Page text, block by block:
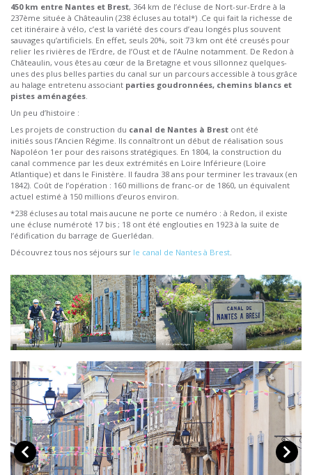
450 km entre Nantes et Brest, 364 km de l’écluse de Nort-sur-Erdre à la
237ème située à Châteaulin (238 écluses au total*) .Ce qui fait la richesse de
cet itinéraire à vélo, c’est la variété des cours d’eau longés plus souvent
sauvages qu’artificiels. En effet, seuls 20%, soit 73 km ont été creusés pour
relier les rivières de l’Erdre, de l’Oust et de l’Aulne notamment. De Redon à
Châteaulin, vous êtes au cœur de la Bretagne et vous sillonnez quelques-
unes des plus belles parties du canal sur un parcours accessible à tous grâce
au halage entretenu associant parties goudronnées, chemins blancs et
pistes aménagées
Un peu d’histoire :
Les projets de construction du canal de Nantes à Brest ont été
initiés sous l’Ancien Régime. Ils connaîtront un début de réalisation sous
Napoléon 1er pour des raisons stratégiques. En 1804, la construction du
canal commence par les deux extrémités en Loire Inférieure (Loire
Atlantique) et dans le Finistère. Il faudra 38 ans pour terminer les travaux (en
1842). Coût de l’opération : 160 millions de franc-or de 1860, un équivalent
actuel estimé à 150 millions d’euros environ.
*238 écluses au total mais aucune ne porte ce numéro : à Redon, il existe
une écluse numéroté 17 bis ; 18 ont été englouties en 1923 à la suite de
l’édification du barrage de Guerlédan.
Découvrez tous nos séjours sur le canal de Nantes à Brest
© Abicyclette Voyages © Abicyclette Voyages